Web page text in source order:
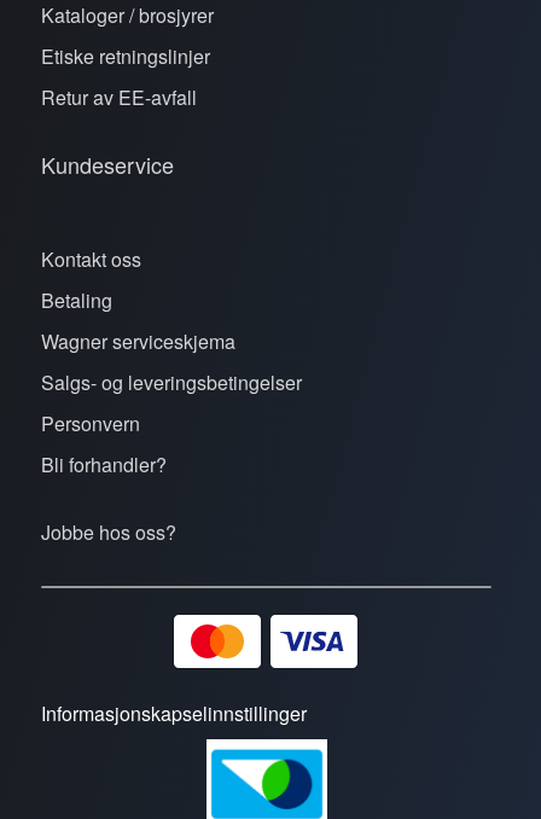
Kataloger / brosjyrer
Etiske retningslinjer
Retur av EE-avfall
Kundeservice
Kontakt oss
Betaling
Wagner serviceskjema
Salgs- og leveringsbetingelser
Personvern
Bli forhandler?
Jobbe hos oss?
Informasjonskapselinnstillinger